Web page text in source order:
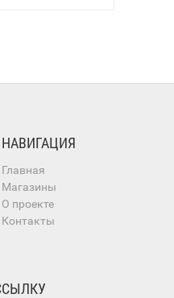
НАВИГАЦИЯ
Главная
Магазины
О проекте
Контакты